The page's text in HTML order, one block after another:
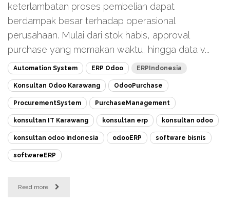
keterlambatan proses pembelian dapat
berdampak besar terhadap operasional
perusahaan. Mulai dari stok habis, approval
purchase yang memakan waktu, hingga data v...
Automation System ERP Odoo ERPIndonesia
Konsultan Odoo Karawang OdooPurchase
ProcurementSystem PurchaseManagement
konsultan IT Karawang konsultan erp konsultan odoo
konsultan odoo indonesia odooERP software bisnis
softwareERP
Read more